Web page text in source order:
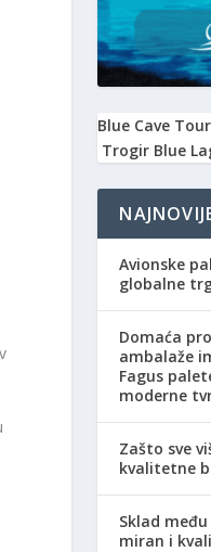
Blue Cave Tour
Trogir Blue
Avionske
globalne
Domaća
ambalaže
Fagus
moderne
Zašto sve
kvalitetne
Sklad
miran i